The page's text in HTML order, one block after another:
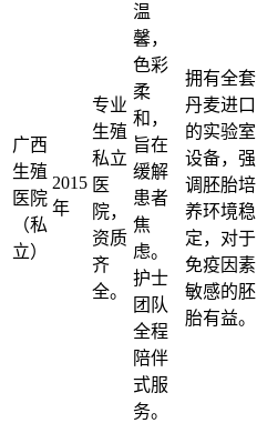
广西
生殖
医院
（私
立）
2015
年
专业
生殖
私立
医
院，
资质
齐
全。
温
馨，
色彩
柔
和，
旨在
缓解
患者
焦
虑。
护士
团队
全程
陪伴
式服
务。
拥有全套
丹麦进口
的实验室
设备，强
调胚胎培
养环境稳
定，对于
免疫因素
敏感的胚
胎有益。